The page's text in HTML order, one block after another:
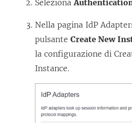
Seleziona
Nella pagina IdP
pulsante Create New
la configurazione di
Instance.